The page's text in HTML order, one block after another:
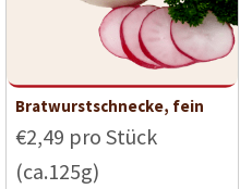
Bratwurstschnecke, fein
€2,49 pro Stück
(ca.125g)